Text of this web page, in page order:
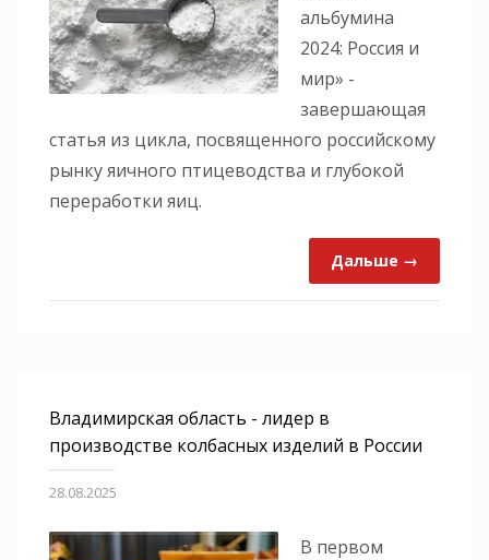
альбумина
2024: Россия и
мир» -
завершающая
статья из цикла, посвященного российскому
рынку яичного птицеводства и глубокой
переработки яиц.
Дальше →
Владимирская область - лидер в
производстве колбасных изделий в России
28.08.2025
В первом